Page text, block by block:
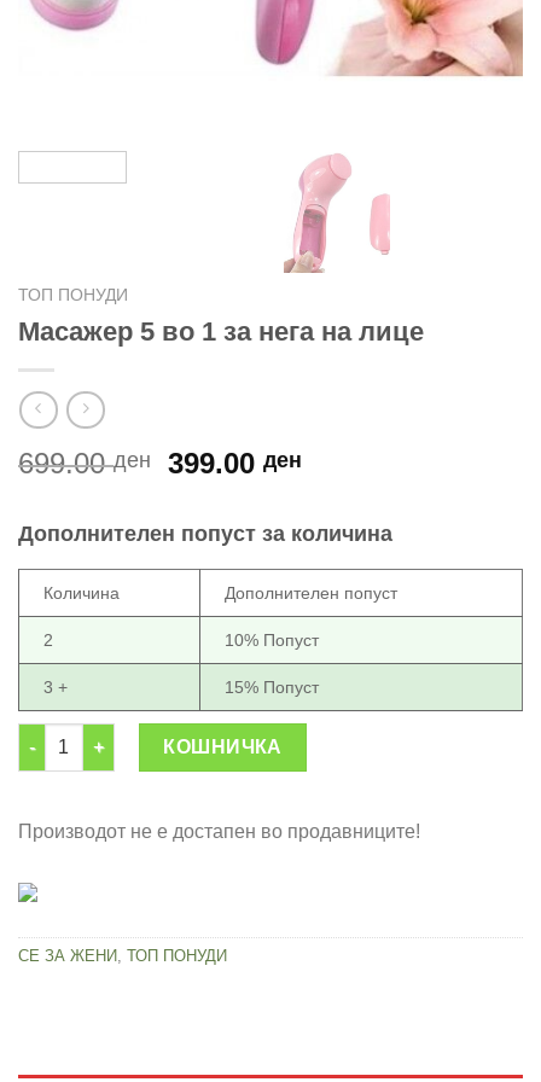
ТОП ПОНУДИ
Масажер 5 во 1 за нега на лице
699.00ден
Original
699.00 ден.
399.00ден
399.00 ден.
Дополнителен попуст за количина
Количина Дополнителен попуст
2 10% Попуст
3 + 15% Попуст
Масажер 5 во 1 за нега на лице количина
КОШНИЧКА
Производот не е достапен во продавниците!
СЕ ЗА ЖЕНИ ТОП ПОНУДИ